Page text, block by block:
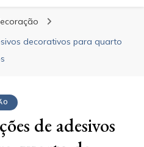
decorativos para quarto
de adesivos